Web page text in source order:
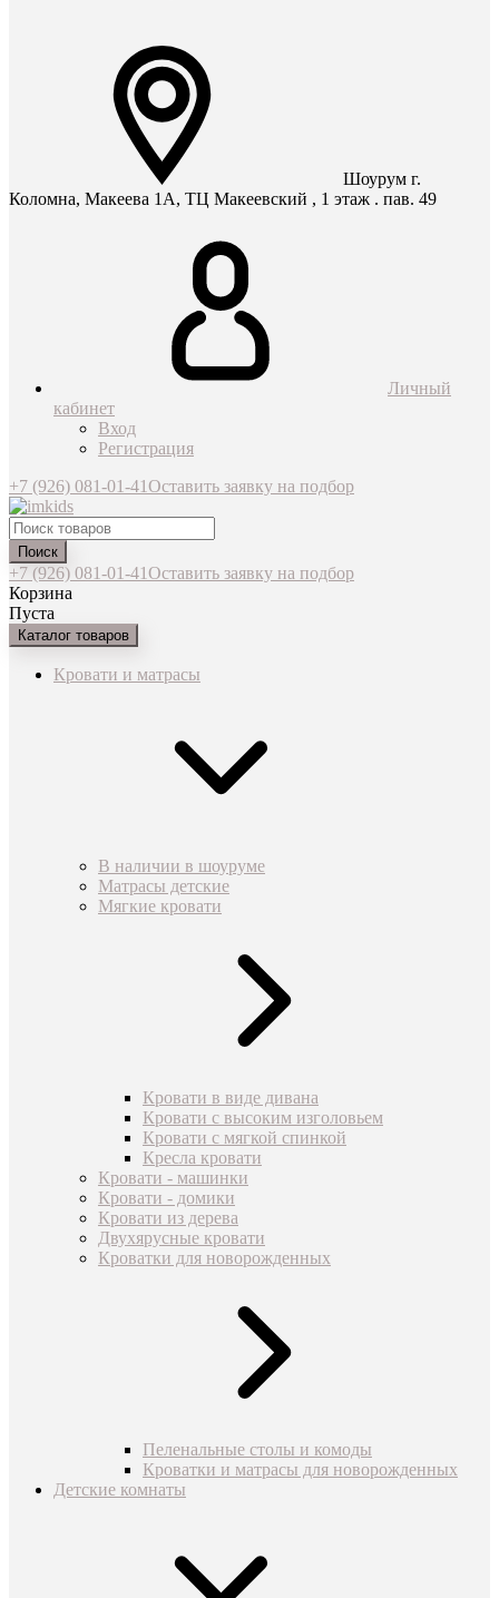
Шоурум г.
Коломна, Макеева 1А, ТЦ Макеевский , 1 этаж . пав. 49
Личный
кабинет
Вход
Регистрация
+7 (926) 081-01-41Оставить заявку на подбор
Поиск
+7 (926) 081-01-41Оставить заявку на подбор
Корзина
Пуста
Каталог товаров
Кровати и матрасы
В наличии в шоуруме
Матрасы детские
Мягкие кровати
Кровати в виде дивана
Кровати с высоким изголовьем
Кровати с мягкой спинкой
Кресла кровати
Кровати - машинки
Кровати - домики
Кровати из дерева
Двухярусные кровати
Кроватки для новорожденных
Пеленальные столы и комоды
Кроватки и матрасы для новорожденных
Детские комнаты